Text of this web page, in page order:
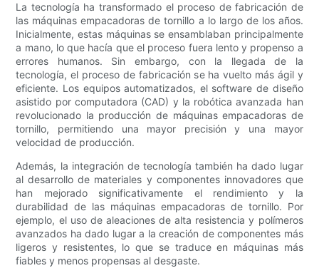
La tecnología ha transformado el proceso de fabricación de
las máquinas empacadoras de tornillo a lo largo de los años.
Inicialmente, estas máquinas se ensamblaban principalmente
a mano, lo que hacía que el proceso fuera lento y propenso a
errores humanos. Sin embargo, con la llegada de la
tecnología, el proceso de fabricación se ha vuelto más ágil y
eficiente. Los equipos automatizados, el software de diseño
asistido por computadora (CAD) y la robótica avanzada han
revolucionado la producción de máquinas empacadoras de
tornillo, permitiendo una mayor precisión y una mayor
velocidad de producción.
Además, la integración de tecnología también ha dado lugar
al desarrollo de materiales y componentes innovadores que
han mejorado significativamente el rendimiento y la
durabilidad de las máquinas empacadoras de tornillo. Por
ejemplo, el uso de aleaciones de alta resistencia y polímeros
avanzados ha dado lugar a la creación de componentes más
ligeros y resistentes, lo que se traduce en máquinas más
fiables y menos propensas al desgaste.